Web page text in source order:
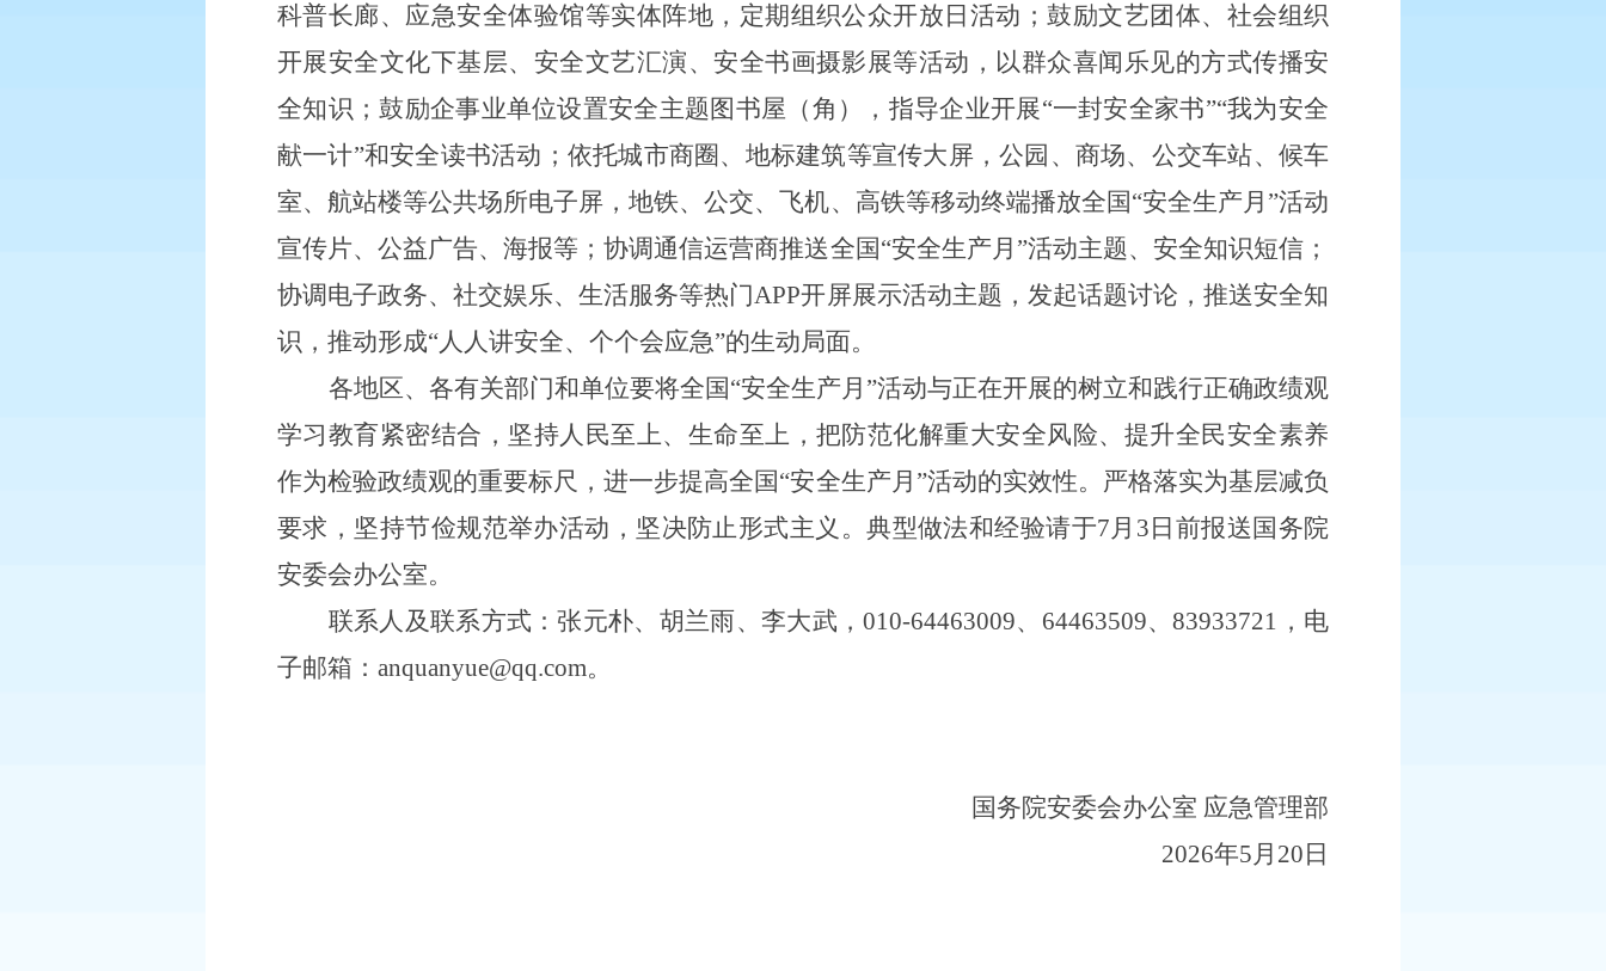
科普长廊、应急安全体验馆等实体阵地，定期组织公众开放日活动；鼓励文艺团体、社会组织
开展安全文化下基层、安全文艺汇演、安全书画摄影展等活动，以群众喜闻乐见的方式传播安
全知识；鼓励企事业单位设置安全主题图书屋（角），指导企业开展“一封安全家书”“我为安全
献一计”和安全读书活动；依托城市商圈、地标建筑等宣传大屏，公园、商场、公交车站、候车
室、航站楼等公共场所电子屏，地铁、公交、飞机、高铁等移动终端播放全国“安全生产月”活动
宣传片、公益广告、海报等；协调通信运营商推送全国“安全生产月”活动主题、安全知识短信；
协调电子政务、社交娱乐、生活服务等热门APP开屏展示活动主题，发起话题讨论，推送安全知
识，推动形成“人人讲安全、个个会应急”的生动局面。
各地区、各有关部门和单位要将全国“安全生产月”活动与正在开展的树立和践行正确政绩观
学习教育紧密结合，坚持人民至上、生命至上，把防范化解重大安全风险、提升全民安全素养
作为检验政绩观的重要标尺，进一步提高全国“安全生产月”活动的实效性。严格落实为基层减负
要求，坚持节俭规范举办活动，坚决防止形式主义。典型做法和经验请于7月3日前报送国务院
安委会办公室。
联系人及联系方式：张元朴、胡兰雨、李大武，010-64463009、64463509、83933721，电
子邮箱：anquanyue@qq.com。
国务院安委会办公室 应急管理部
2026年5月20 日